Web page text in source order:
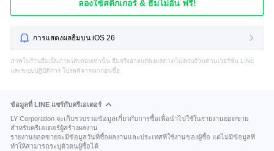
ลองใช้สติกเกอร์ & ธีมไม่อั้น ฟรี!
การแสดงผลธีมบน iOS 26
ภาพในร้านธีมเป็นภาพประกอบเท่านั้น ธีมจริงอาจแสดงผลต่าง/ไม่ครบถ้วนตามเวอร์ชัน LINE
และระบบปฏิบัติการ โปรดพิจารณาก่อนซื้อ
ข้อมูลที่ LINE แชร์กับครีเอเตอร์
LY Corporation จะเก็บรวบรวมข้อมูลเกี่ยวกับการซื้อเพื่อนำไปใช้ในรายงานยอดขาย
สำหรับครีเอเตอร์ผู้สร้างผลงาน
รายงานยอดขายจะมีข้อมูลวันที่ซื้อผลงานและประเทศที่ใช้งานของผู้ซื้อ แต่ไม่มีข้อมูลที่
ทำให้สามารถระบุตัวตนผู้ซื้อได้